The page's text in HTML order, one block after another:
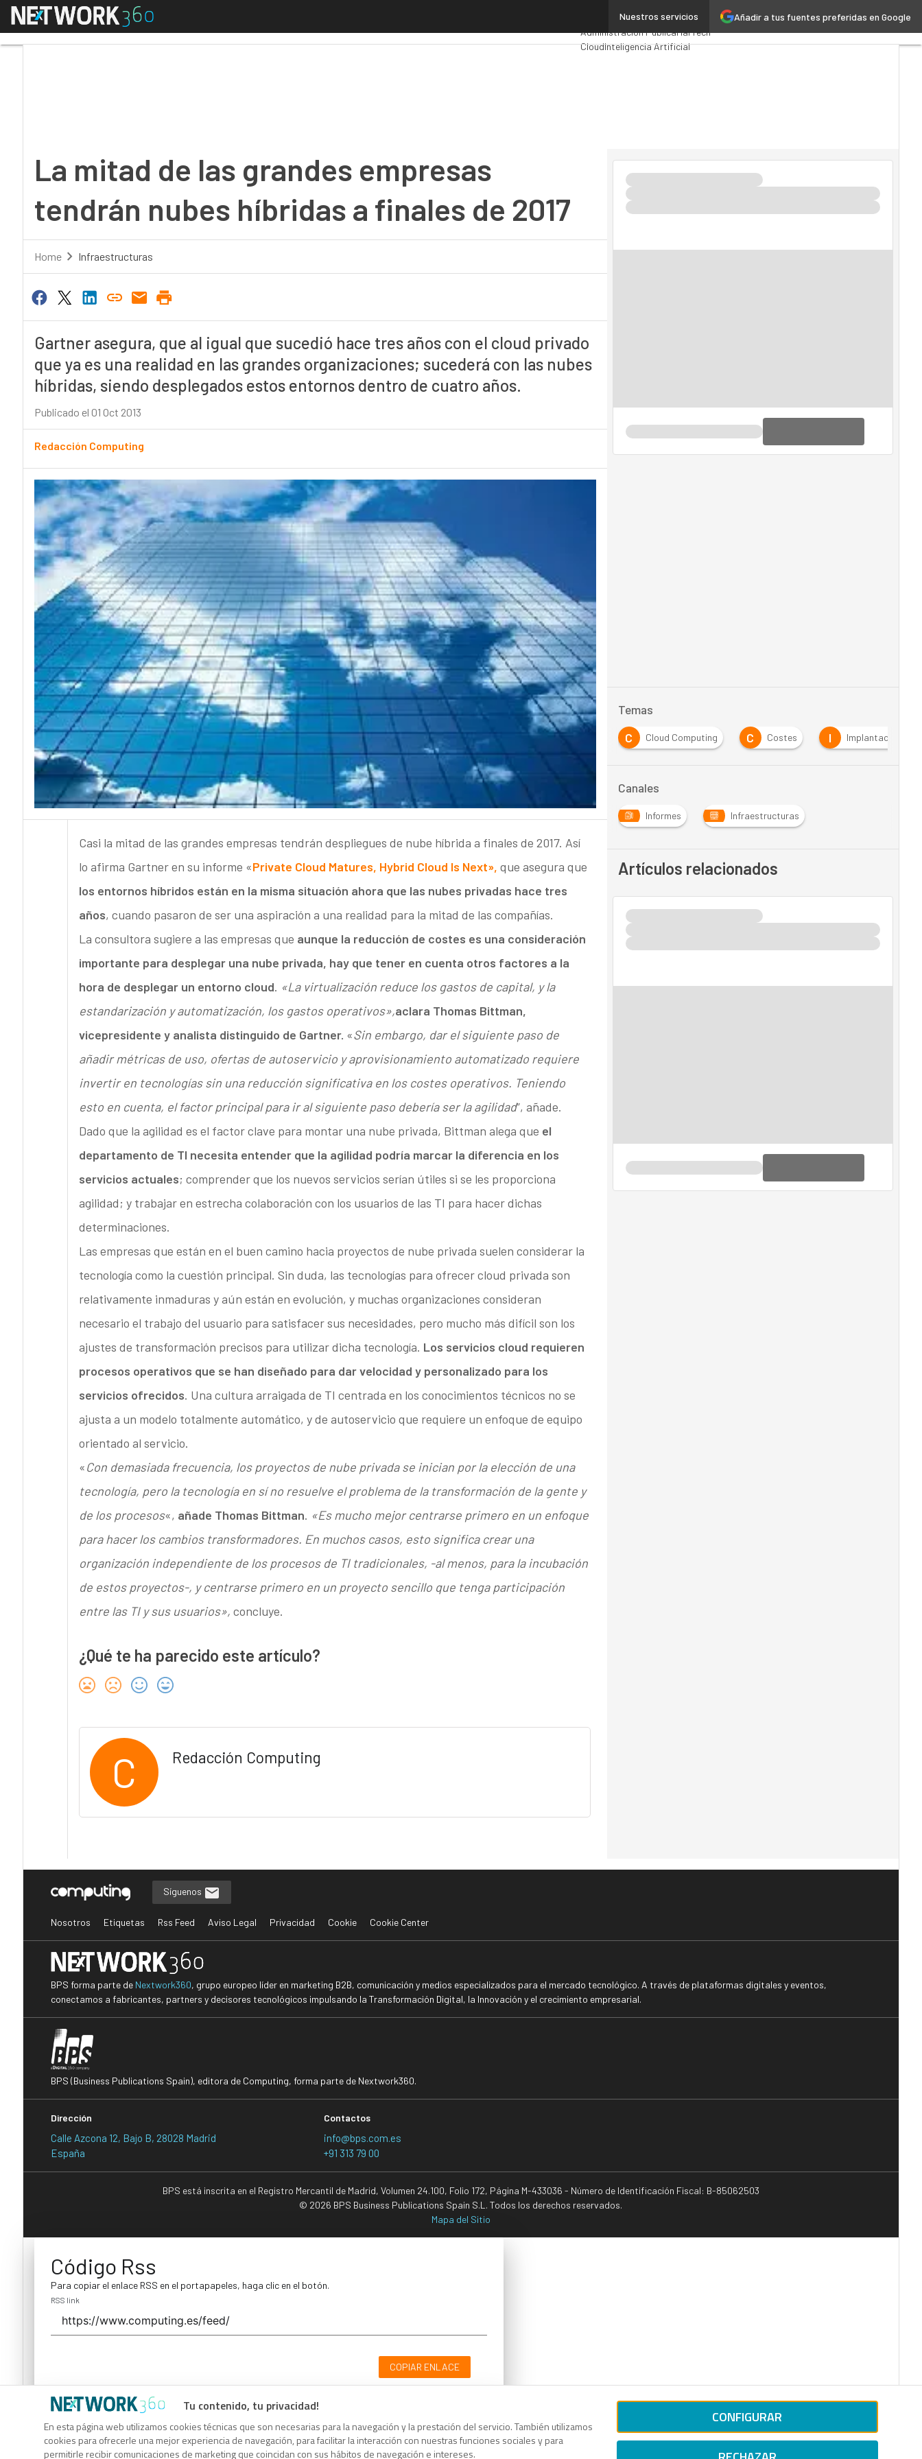
Añadir a tus fuentes preferidas en Google
Nuestros servicios
Menú Premios ComputingAnalytics
Administración PúblicaMarTech
CloudInteligencia Artificial
La mitad de las grandes empresas
tendrán nubes híbridas a finales de 2017
Home Infraestructuras
Gartner asegura, que al igual que sucedió hace tres años con el cloud privado
que ya es una realidad en las grandes organizaciones; sucederá con las nubes
híbridas, siendo desplegados estos entornos dentro de cuatro años.
Publicado el 01 Oct 2013
Redacción Computing
Casi la mitad de las grandes empresas tendrán despliegues de nube híbrida a finales de 2017. Así
lo afirma Gartner en su informe «Private Cloud Matures, Hybrid Cloud Is Next», que asegura que
los entornos híbridos están en la misma situación ahora que las nubes privadas hace tres
años, cuando pasaron de ser una aspiración a una realidad para la mitad de las compañías.
La consultora sugiere a las empresas que aunque la reducción de costes es una consideración
importante para desplegar una nube privada, hay que tener en cuenta otros factores a la
hora de desplegar un entorno cloud. «La virtualización reduce los gastos de capital, y la
estandarización y automatización, los gastos operativos»,aclara Thomas Bittman,
vicepresidente y analista distinguido de Gartner. «Sin embargo, dar el siguiente paso de
añadir métricas de uso, ofertas de autoservicio y aprovisionamiento automatizado requiere
invertir en tecnologías sin una reducción significativa en los costes operativos. Teniendo
esto en cuenta, el factor principal para ir al siguiente paso debería ser la agilidad”, añade.
Dado que la agilidad es el factor clave para montar una nube privada, Bittman alega que el
departamento de TI necesita entender que la agilidad podría marcar la diferencia en los
servicios actuales; comprender que los nuevos servicios serían útiles si se les proporciona
agilidad; y trabajar en estrecha colaboración con los usuarios de las TI para hacer dichas
determinaciones.
Las empresas que están en el buen camino hacia proyectos de nube privada suelen considerar la
tecnología como la cuestión principal. Sin duda, las tecnologías para ofrecer cloud privada son
relativamente inmaduras y aún están en evolución, y muchas organizaciones consideran
necesario el trabajo del usuario para satisfacer sus necesidades, pero mucho más difícil son los
ajustes de transformación precisos para utilizar dicha tecnología. Los servicios cloud requieren
procesos operativos que se han diseñado para dar velocidad y personalizado para los
servicios ofrecidos. Una cultura arraigada de TI centrada en los conocimientos técnicos no se
ajusta a un modelo totalmente automático, y de autoservicio que requiere un enfoque de equipo
orientado al servicio.
«Con demasiada frecuencia, los proyectos de nube privada se inician por la elección de una
tecnología, pero la tecnología en sí no resuelve el problema de la transformación de la gente y
de los procesos«, añade Thomas Bittman. «Es mucho mejor centrarse primero en un enfoque
para hacer los cambios transformadores. En muchos casos, esto significa crear una
organización independiente de los procesos de TI tradicionales, -al menos, para la incubación
de estos proyectos-, y centrarse primero en un proyecto sencillo que tenga participación
entre las TI y sus usuarios», concluye.
¿Qué te ha parecido este artículo?
C Redacción Computing
Temas
C
C Cloud Computing C Costes I Implantación
Canales
Informes Infraestructuras
Artículos relacionados
Tu contenido, tu privacidad!
En esta página web utilizamos cookies técnicas que son necesarias para la navegación y la prestación del servicio. También utilizamos
cookies para ofrecerle una mejor experiencia de navegación, para facilitar la interacción con nuestras funciones sociales y para
permitirle recibir comunicaciones de marketing que coincidan con sus hábitos de navegación e intereses.
CONFIGURAR
Síguenos
Nosotros Etiquetas Rss Feed Aviso Legal Privacidad Cookie Cookie Center
BPS forma parte de Nextwork360, grupo europeo líder en marketing B2B, comunicación y medios especializados para el mercado tecnológico. A través de plataformas digitales y eventos,
conectamos a fabricantes, partners y decisores tecnológicos impulsando la Transformación Digital, la Innovación y el crecimiento empresarial.
BPS (Business Publications Spain), editora de Computing, forma parte de Nextwork360.
Dirección
Calle Azcona 12, Bajo B, 28028 Madrid
España
Contactos
info@bps.com.es
+91 313 79 00
BPS está inscrita en el Registro Mercantil de Madrid, Volumen 24.100, Folio 172, Página M-433036 - Número de Identificación Fiscal: B-85062503
© 2026 BPS Business Publications Spain S.L. Todos los derechos reservados.
Mapa del Sitio
Código Rss
Para copiar el enlace RSS en el portapapeles, haga clic en el botón.
RSS link
COPIAR ENLACE
Código Rss
Para copiar el enlace RSS en el portapapeles, haga clic en el botón.